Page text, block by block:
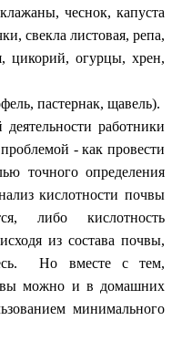
чеснок, капуста
свекла листовая, репа,
цикорий, огурцы, хрен,
пастернак, щавель).
работники
проблемой - как провести
точного определения
кислотности почвы
либо кислотность
из состава почвы,
Но вместе с тем,
можно и в домашних
минимального